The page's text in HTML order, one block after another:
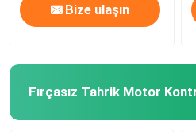
Bize ulaşın
Fırçasız Tahrik Motor